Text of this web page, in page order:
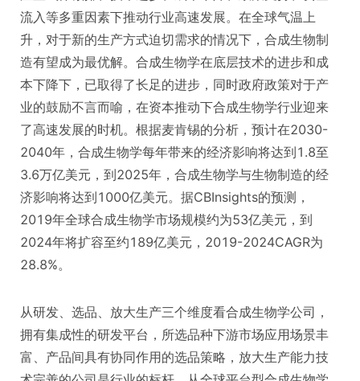
流入等多重因素下推动行业高速发展。在全球气温上
升，对于新的生产方式迫切需求的情况下，合成生物制
造有望成为最优解。合成生物学在底层技术的进步和成
本下降下，已取得了长足的进步，同时政府政策对于产
业的鼓励不言而喻，在资本推动下合成生物学行业迎来
了高速发展的时机。根据麦肯锡的分析，预计在2030-
2040年，合成生物学每年带来的经济影响将达到1.8至
3.6万亿美元，到2025年，合成生物学与生物制造的经
济影响将达到1000亿美元。据CBInsights的预测，
2019年全球合成生物学市场规模约为53亿美元，到
2024年将扩容至约189亿美元，2019-2024CAGR为
28.8%。
从研发、选品、放大生产三个维度看合成生物学公司，
拥有集成性的研发平台，所选品种下游市场应用场景丰
富、产品间具有协同作用的选品策略，放大生产能力技